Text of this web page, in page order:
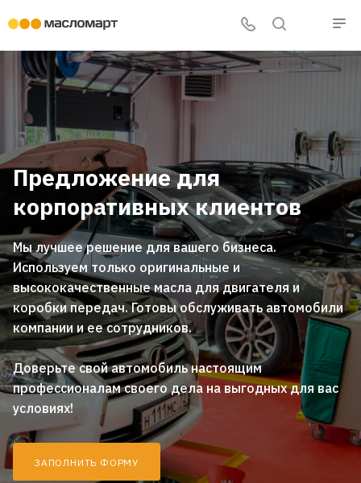
Предложение для
корпоративных клиентов
Мы лучшее решение для вашего бизнеса.
Используем только оригинальные и
высококачественные масла для двигателя и
коробки передач. Готовы обслуживать автомобили
компании и ее сотрудников.
Доверьте свой автомобиль настоящим
профессионалам своего дела на выгодных для вас
условиях!
ЗАПОЛНИТЬ ФОРМУ